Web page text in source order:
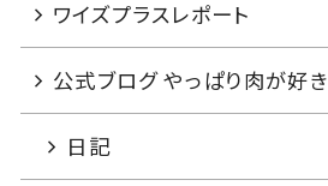
ワイズプラスレポート
公式ブログ やっぱり肉が好き
日記